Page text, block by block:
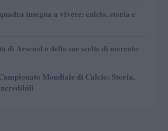
insegna a vivere: calcio, storia e
di Arsenal e delle sue scelte di mercato
Mondiale di Calcio: Storia,